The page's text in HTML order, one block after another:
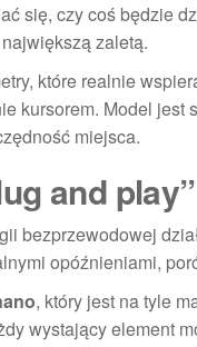
się, czy coś będzie
zaletą.
które realnie
kursorem. Model
miejsca.
and
bezprzewodowej
opóźnieniami,
, który jest na tyle
wystający element